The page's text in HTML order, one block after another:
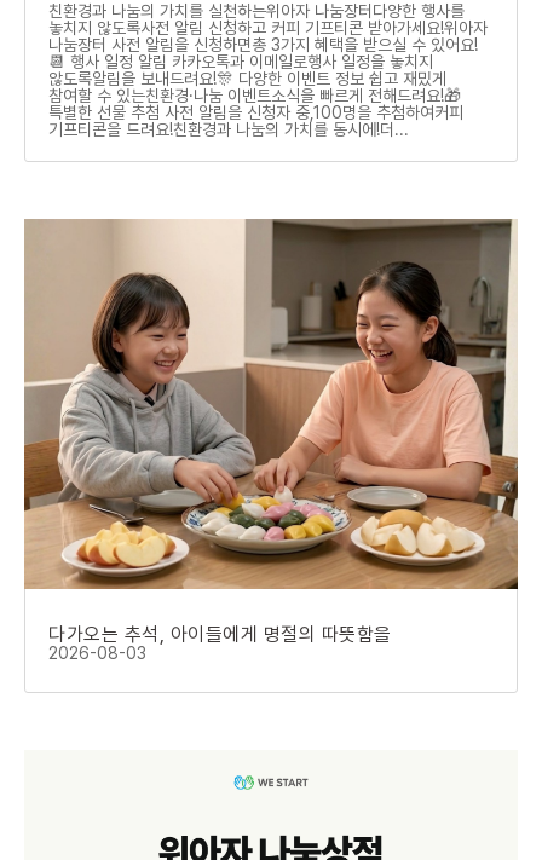
친환경과 나눔의 가치를 실천하는위아자 나눔장터다양한 행사를
놓치지 않도록사전 알림 신청하고 커피 기프티콘 받아가세요!위아자
나눔장터 사전 알림을 신청하면총 3가지 혜택을 받으실 수 있어요!
📆 행사 일정 알림 카카오톡과 이메일로행사 일정을 놓치지
않도록알림을 보내드려요!🎊 다양한 이벤트 정보 쉽고 재밌게
참여할 수 있는친환경·나눔 이벤트소식을 빠르게 전해드려요!🎁
특별한 선물 추첨 사전 알림을 신청자 중,100명을 추첨하여커피
기프티콘을 드려요!친환경과 나눔의 가치를 동시에!더...
다가오는 추석, 아이들에게 명절의 따뜻함을
2026-08-03